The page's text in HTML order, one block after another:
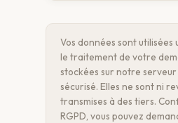
Vos données sont utilisées
le traitement de votre
stockées sur notre
sécurisé. Elles ne sont ni
transmises à des tiers.
RGPD, vous pouvez